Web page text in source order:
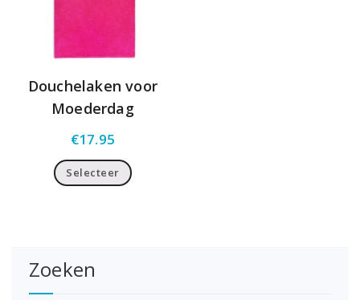
Douchelaken voor
Moederdag
€17.95
Selecteer
Zoeken